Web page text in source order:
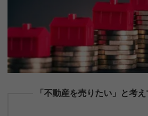
「不動産を売りたい」と考